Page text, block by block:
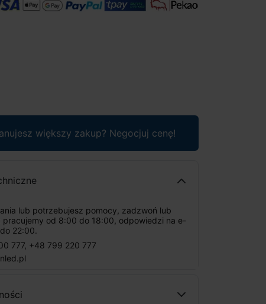
większy zakup? Negocjuj cenę!
lub potrzebujesz pomocy, zadzwoń lub
pracujemy od 8:00 do 18:00, odpowiedzi na e-
22:00.
777, +48 799 220 777